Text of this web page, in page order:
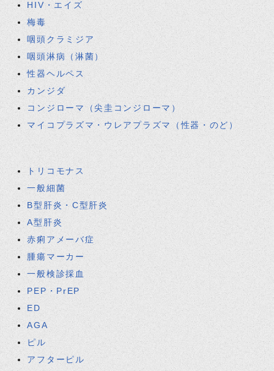
HIV・エイズ
梅毒
咽頭クラミジア
咽頭淋病（淋菌）
性器ヘルペス
カンジダ
コンジローマ（尖圭コンジローマ）
マイコプラズマ・ウレアプラズマ（性器・のど）
トリコモナス
一般細菌
B型肝炎・C型肝炎
A型肝炎
赤痢アメーバ症
腫瘍マーカー
一般検診採血
PEP・PrEP
ED
AGA
ピル
アフターピル